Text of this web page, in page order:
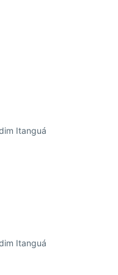
Itanguá
Itanguá